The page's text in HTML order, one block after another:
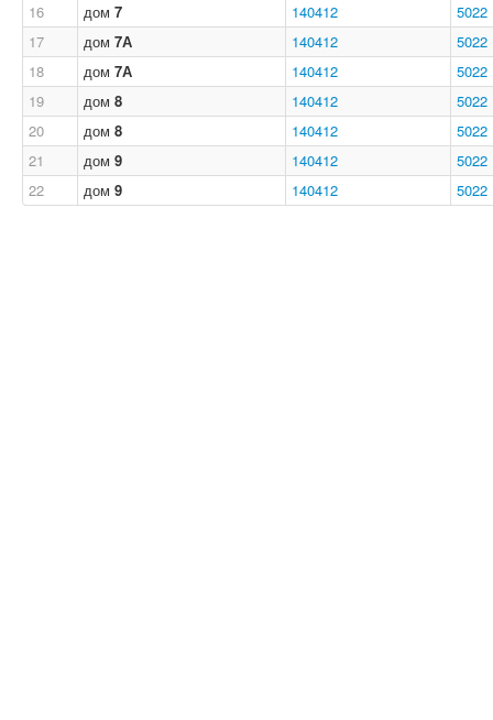
16
дом 7 140412
5022
17
дом 7А 140412
5022
18
дом 7А 140412
5022
19
дом 8 140412
5022
20
дом 8 140412
5022
21
дом 9 140412
5022
22
дом 9 140412 5022